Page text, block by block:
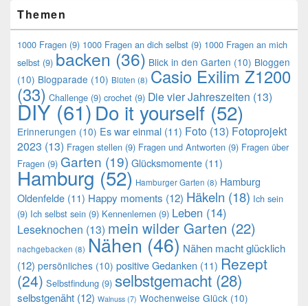
Themen
1000 Fragen (9) 1000 Fragen an dich selbst (9) 1000 Fragen an mich
selbst (9) backen (36) Blick in den Garten (10) Bloggen
(10) Blogparade (10) Blüten (8) Casio Exilim Z1200
(33) Challenge (9) crochet (9) Die vier Jahreszeiten (13)
DIY (61)Do it yourself (52)
Erinnerungen (10) Es war einmal (11) Foto (13) Fotoprojekt
2023 (13) Fragen stellen (9) Fragen und Antworten (9) Fragen über
Fragen (9) Garten (19) Glücksmomente (11)
Hamburg (52) Hamburger Garten (8) Hamburg
Oldenfelde (11) Happy moments (12) Häkeln (18) Ich sein
(9) Ich selbst sein (9) Kennenlernen (9) Leben (14)
Leseknochen (13) mein wilder Garten (22)
nachgebacken (8) Nähen (46) Nähen macht glücklich
(12) persönliches (10) positive Gedanken (11) Rezept
(24) Selbstfindung (9) selbstgemacht (28)
selbstgenäht (12) Walnuss (7) Wochenweise Glück (10)